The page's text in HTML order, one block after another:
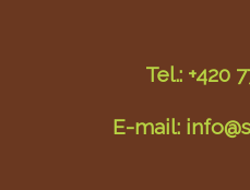
Tel.: +420
E-mail: